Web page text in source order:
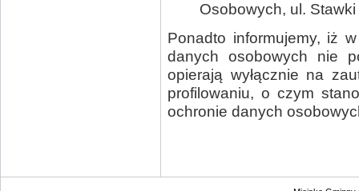
Osobowych, ul.
Ponadto informujemy, iż
danych osobowych nie
opierają wyłącznie na
profilowaniu, o czym
ochronie danych